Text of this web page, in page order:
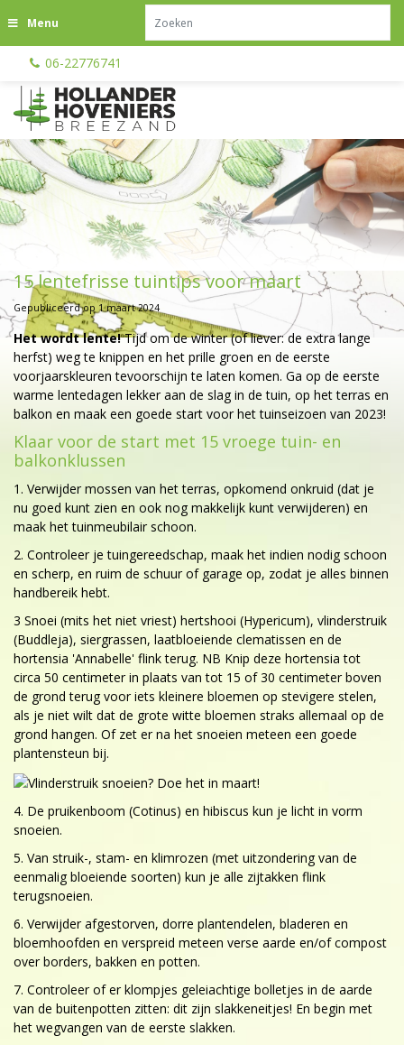
n
o
n
t
e
n
Menu
06-22776741
15 lentefrisse tuintips voor maart
Gepubliceerd op 1 maart 2024
Het wordt lente!Tijd om de winter (of liever: de extra lange
herfst) weg te knippen en het prille groen en de eerste
voorjaarskleuren tevoorschijn te laten komen. Ga op de eerste
warme lentedagen lekker aan de slag in de tuin, op het terras en
balkon en maak een goede start voor het tuinseizoen van 2023!
Klaar voor de start met 15 vroege tuin- en
balkonklussen
1. Verwijder mossen van het terras, opkomend onkruid (dat je
nu goed kunt zien en ook nog makkelijk kunt verwijderen) en
maak het tuinmeubilair schoon.
2. Controleer je tuingereedschap, maak het indien nodig schoon
en scherp, en ruim de schuur of garage op, zodat je alles binnen
handbereik hebt.
3 Snoei (mits het niet vriest) hertshooi (Hypericum), vlinderstruik
(Buddleja), siergrassen, laatbloeiende clematissen en de
hortensia 'Annabelle' flink terug. NB Knip deze hortensia tot
circa 50 centimeter in plaats van tot 15 of 30 centimeter boven
de grond terug voor iets kleinere bloemen op stevigere stelen,
als je niet wilt dat de grote witte bloemen straks allemaal op de
grond hangen. Of zet er na het snoeien meteen een goede
plantensteun bij.
4. De pruikenboom (Cotinus) en hibiscus kun je licht in vorm
snoeien.
5. Van struik-, stam- en klimrozen (met uitzondering van de
eenmalig bloeiende soorten) kun je alle zijtakken flink
terugsnoeien.
6. Verwijder afgestorven, dorre plantendelen, bladeren en
bloemhoofden en verspreid meteen verse aarde en/of compost
over borders, bakken en potten.
7. Controleer of er klompjes geleiachtige bolletjes in de aarde
van de buitenpotten zitten: dit zijn slakkeneitjes! En begin met
het wegvangen van de eerste slakken.